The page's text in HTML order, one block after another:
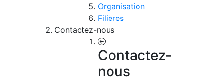
Organisation
Filières
Contactez-nous
Contactez-
nous